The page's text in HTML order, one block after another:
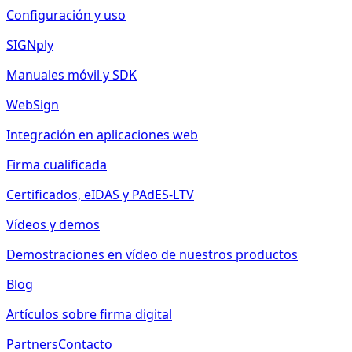
Configuración y uso
SIGNply
Manuales móvil y SDK
WebSign
Integración en aplicaciones web
Firma cualificada
Certificados, eIDAS y PAdES-LTV
Vídeos y demos
Demostraciones en vídeo de nuestros productos
Blog
Artículos sobre firma digital
PartnersContacto